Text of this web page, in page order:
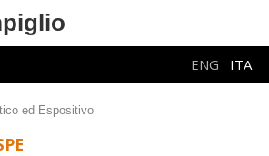
ENG ITA
ed Espositivo